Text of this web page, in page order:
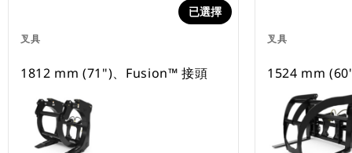
叉具
已選擇
1812 mm (71")、Fusion™ 接頭
叉具
1524 mm